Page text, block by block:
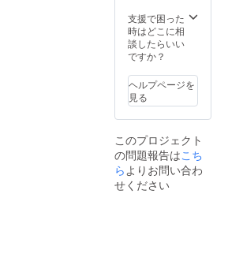
支援で困った
時はどこに相
談したらいい
ですか？
ヘルプページを
見る
このプロジェクト
の問題報告はこち
ら よりお問い合わ
せください